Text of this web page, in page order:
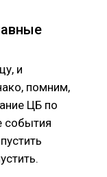
и
помним,
ЦБ по
события